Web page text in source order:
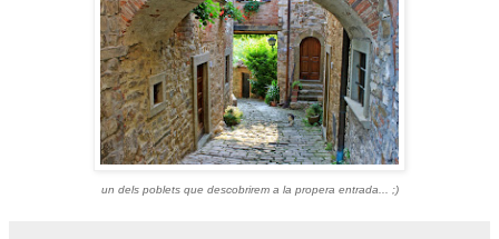
un dels poblets que descobrirem a la propera entrada... ;)